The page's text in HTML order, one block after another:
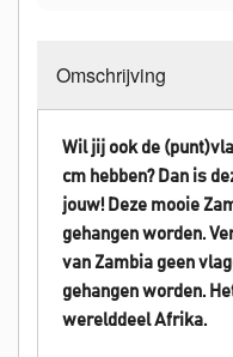
Omschrijving
Wil jij ook de
cm hebben? Dan is
jouw! Deze mooie
gehangen worden.
van Zambia geen
gehangen worden.
werelddeel Afrika.